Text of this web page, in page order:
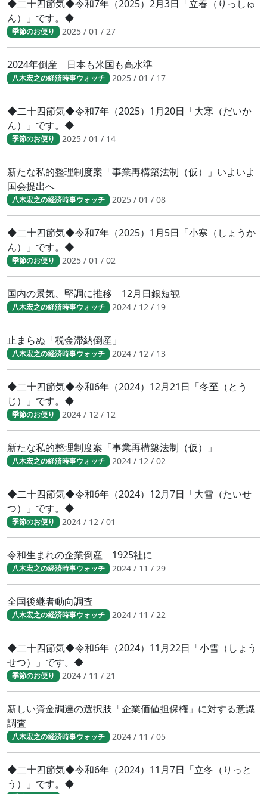
◆二十四節気◆令和7年（2025）2月3日「立春（りっしゅ
ん）」です。◆
季節のお便り 2025 / 01 / 27
2024年倒産 日本も米国も高水準
八木宏之の経済時事ウォッチ 2025 / 01 / 17
◆二十四節気◆令和7年（2025）1月20日「大寒（だいか
ん）」です。◆
季節のお便り 2025 / 01 / 14
新たな私的整理制度案「事業再構築法制（仮）」いよいよ
国会提出へ
八木宏之の経済時事ウォッチ 2025 / 01 / 08
◆二十四節気◆令和7年（2025）1月5日「小寒（しょうか
ん）」です。◆
季節のお便り 2025 / 01 / 02
国内の景気、堅調に推移 12月日銀短観
八木宏之の経済時事ウォッチ 2024 / 12 / 19
止まらぬ「税金滞納倒産」
八木宏之の経済時事ウォッチ 2024 / 12 / 13
◆二十四節気◆令和6年（2024）12月21日「冬至（とう
じ）」です。◆
季節のお便り 2024 / 12 / 12
新たな私的整理制度案「事業再構築法制（仮）」
八木宏之の経済時事ウォッチ 2024 / 12 / 02
◆二十四節気◆令和6年（2024）12月7日「大雪（たいせ
つ）」です。◆
季節のお便り 2024 / 12 / 01
令和生まれの企業倒産 1925社に
八木宏之の経済時事ウォッチ 2024 / 11 / 29
全国後継者動向調査
八木宏之の経済時事ウォッチ 2024 / 11 / 22
◆二十四節気◆令和6年（2024）11月22日「小雪（しょう
せつ）」です。◆
季節のお便り 2024 / 11 / 21
新しい資金調達の選択肢「企業価値担保権」に対する意識
調査
八木宏之の経済時事ウォッチ 2024 / 11 / 05
◆二十四節気◆令和6年（2024）11月7日「立冬（りっと
う）」です。◆